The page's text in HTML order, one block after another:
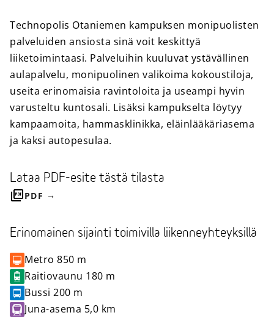
Technopolis Otaniemen kampuksen monipuolisten
palveluiden ansiosta sinä voit keskittyä
liiketoimintaasi. Palveluihin kuuluvat ystävällinen
aulapalvelu, monipuolinen valikoima kokoustiloja,
useita erinomaisia ravintoloita ja useampi hyvin
varusteltu kuntosali. Lisäksi kampukselta löytyy
kampaamoita, hammasklinikka, eläinlääkäriasema
ja kaksi autopesulaa.
Lataa PDF-esite tästä tilasta
PDF
Erinomainen sijainti toimivilla liikenneyhteyksillä
Metro 850 m
Raitiovaunu 180 m
Bussi 200 m
Juna-asema 5,0 km